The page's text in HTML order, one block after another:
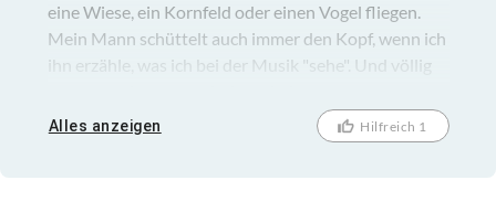
eine Wiese, ein Kornfeld oder einen Vogel fliegen.
Mein Mann schüttelt auch immer den Kopf, wenn ich
ihn erzähle, was ich bei der Musik "sehe". Und völlig
Sonntagnachmittag genießen.
Alles anzeigen Hilfreich 1